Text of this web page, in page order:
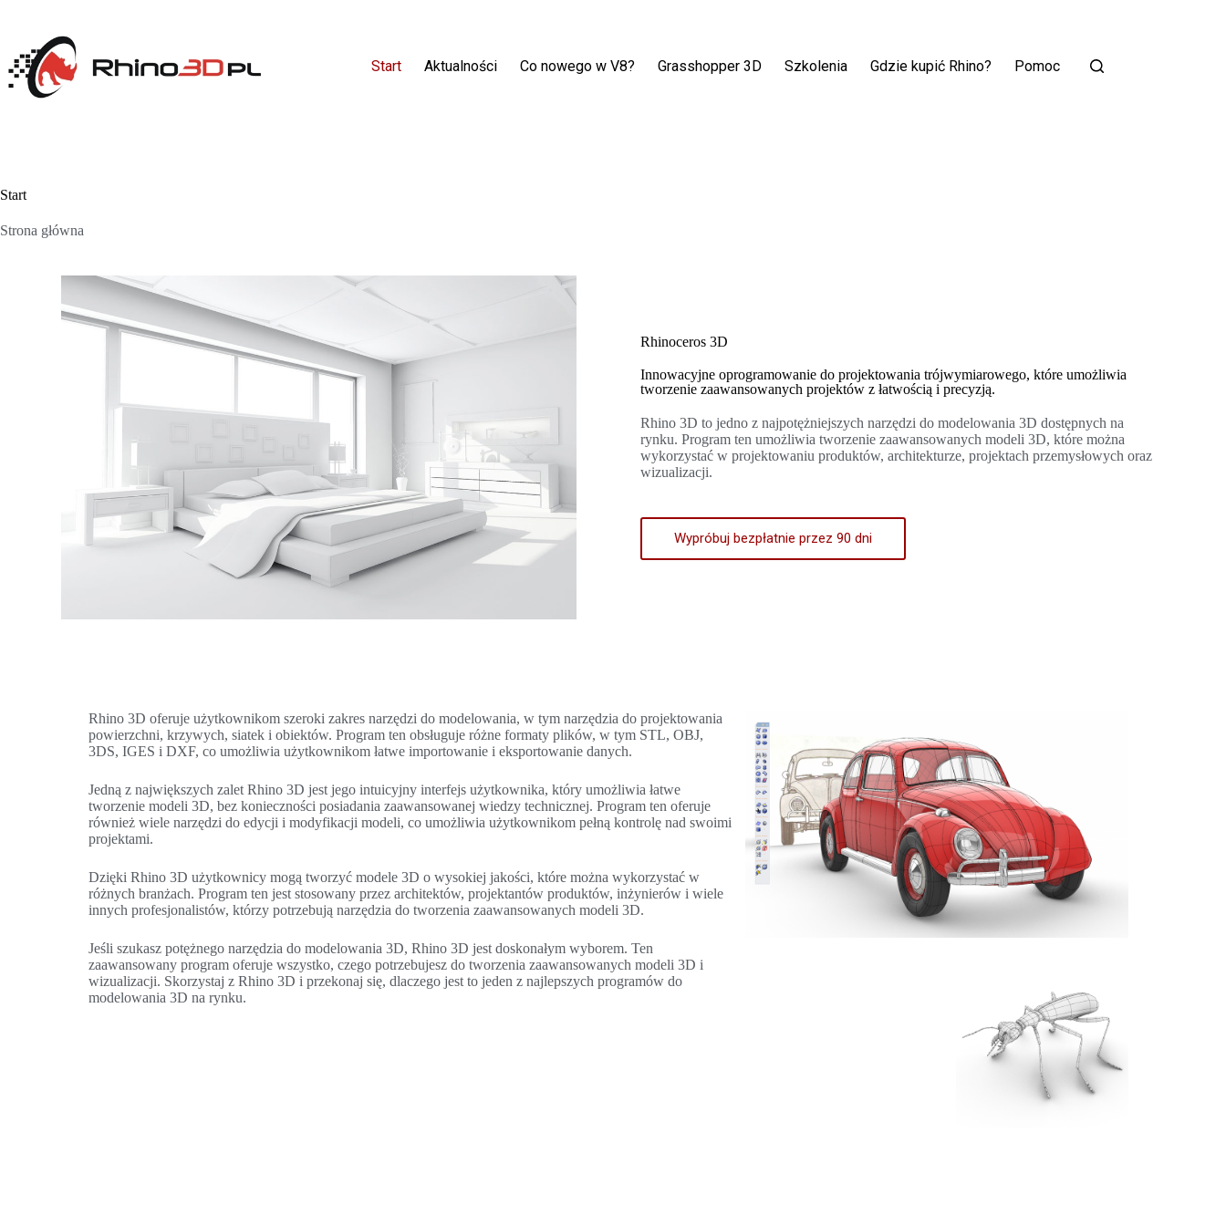
Start Aktualności Co nowego w V8? Grasshopper 3D Szkolenia Gdzie kupić Rhino? Pomoc
Start
Strona główna
Rhinoceros 3D
Innowacyjne oprogramowanie do projektowania trójwymiarowego, które umożliwia
tworzenie zaawansowanych projektów z łatwością i precyzją.
Rhino 3D to jedno z najpotężniejszych narzędzi do modelowania 3D dostępnych na
rynku. Program ten umożliwia tworzenie zaawansowanych modeli 3D, które można
wykorzystać w projektowaniu produktów, architekturze, projektach przemysłowych oraz
wizualizacji.
Wypróbuj bezpłatnie przez 90 dni
Rhino 3D oferuje użytkownikom szeroki zakres narzędzi do modelowania, w tym narzędzia do projektowania
powierzchni, krzywych, siatek i obiektów. Program ten obsługuje różne formaty plików, w tym STL, OBJ,
3DS, IGES i DXF, co umożliwia użytkownikom łatwe importowanie i eksportowanie danych.
Jedną z największych zalet Rhino 3D jest jego intuicyjny interfejs użytkownika, który umożliwia łatwe
tworzenie modeli 3D, bez konieczności posiadania zaawansowanej wiedzy technicznej. Program ten oferuje
również wiele narzędzi do edycji i modyfikacji modeli, co umożliwia użytkownikom pełną kontrolę nad swoimi
projektami.
Dzięki Rhino 3D użytkownicy mogą tworzyć modele 3D o wysokiej jakości, które można wykorzystać w
różnych branżach. Program ten jest stosowany przez architektów, projektantów produktów, inżynierów i wiele
innych profesjonalistów, którzy potrzebują narzędzia do tworzenia zaawansowanych modeli 3D.
Jeśli szukasz potężnego narzędzia do modelowania 3D, Rhino 3D jest doskonałym wyborem. Ten
zaawansowany program oferuje wszystko, czego potrzebujesz do tworzenia zaawansowanych modeli 3D i
wizualizacji. Skorzystaj z Rhino 3D i przekonaj się, dlaczego jest to jeden z najlepszych programów do
modelowania 3D na rynku.